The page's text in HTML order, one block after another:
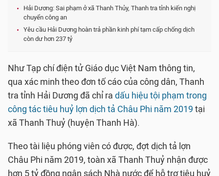
Hải Dương: Sai phạm ở xã Thanh Thủy, Thanh tra tỉnh kiến nghị
chuyển công an
Yêu cầu Hải Dương hoàn trả phần kinh phí tạm cấp chống dịch
còn dư hơn 237 tỷ
Như Tạp chí điện tử Giáo dục Việt Nam thông tin,
qua xác minh theo đơn tố cáo của công dân, Thanh
tra tỉnh Hải Dương đã chỉ ra dấu hiệu tội phạm trong
công tác tiêu huỷ lợn dịch tả Châu Phi năm 2019 tại
xã Thanh Thuỷ (huyện Thanh Hà).
Theo tài liệu phóng viên có được, đợt dịch tả lợn
Châu Phi năm 2019, toàn xã Thanh Thuỷ nhận được
hơn 5 tỷ đồng ngân sách Nhà nước để hỗ trợ tiêu huỷ